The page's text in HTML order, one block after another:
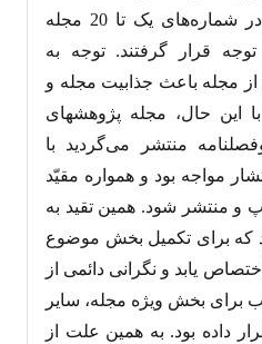
موضوع ویژه‌ای بودند که در شماره‌های یک تا 20 مجله
قرار گرفتند. توجه به
مجله باعث جذابیت مجله و
این حال، مجله پژوهشهای
منتشر می‌گردید با
مواجه بود و همواره مقیّد
و منتشر شود. همین تقید به
که برای تکمیل بخش موضوع
یابد و نگرانی دائمی از
بخش ویژه مجله، سایر
داده بود. به همین علت از